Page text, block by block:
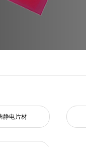
静电片材